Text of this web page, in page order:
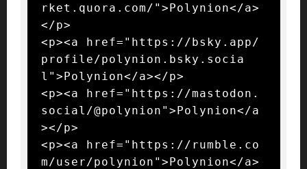
rket.quora.com/">Polynion</a>
</p>
<p><a href="https://bsky.app/
profile/polynion.bsky.socia
l">Polynion</a></p>
<p><a href="https://mastodon.
social/@polynion">Polynion</a
></p>
<p><a href="https://rumble.co
m/user/polynion">Polynion</a>